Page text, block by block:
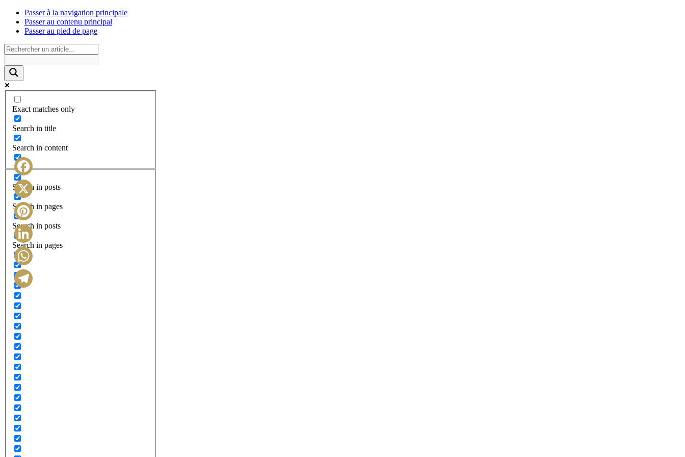
Passer à la navigation principale
Passer au contenu principal
Passer au pied de page
Exact matches only
Search in title
Search in content
Search in posts
Search in pages
Search in posts
Search in pages
Facebook
X
Pinterest
LinkedIn
WhatsApp
Telegram